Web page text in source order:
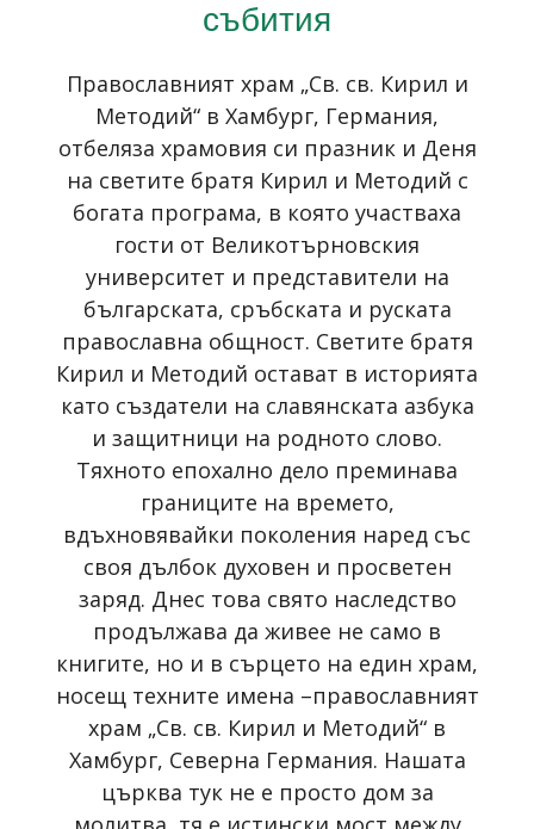
събития
Православният храм „Св. св. Кирил и
Методий“ в Хамбург, Германия,
отбеляза храмовия си празник и Деня
на светите братя Кирил и Методий с
богата програма, в която участваха
гости от Великотърновския
университет и представители на
българската, сръбската и руската
православна общност. Светите братя
Кирил и Методий остават в историята
като създатели на славянската азбука
и защитници на родното слово.
Тяхното епохално дело преминава
границите на времето,
вдъхновявайки поколения наред със
своя дълбок духовен и просветен
заряд. Днес това свято наследство
продължава да живее не само в
книгите, но и в сърцето на един храм,
носещ техните имена –православният
храм „Св. св. Кирил и Методий“ в
Хамбург, Северна Германия. Нашата
църква тук не е просто дом за